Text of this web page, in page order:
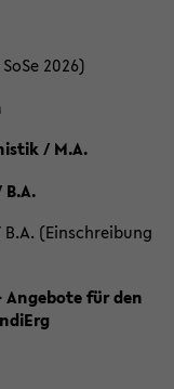
2026)
/ M.A.
(Einschreibung
Angebote für den